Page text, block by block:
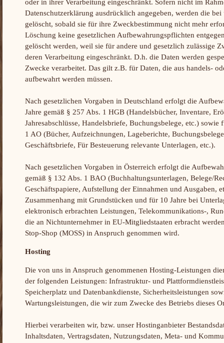
oder in ihrer Verarbeitung eingeschränkt. Sofern nicht im
Datenschutzerklärung ausdrücklich angegeben, werden die bei
gelöscht, sobald sie für ihre Zweckbestimmung nicht mehr
Löschung keine gesetzlichen Aufbewahrungspflichten
gelöscht werden, weil sie für andere und gesetzlich zulässige
deren Verarbeitung eingeschränkt. D.h. die Daten werden
Zwecke verarbeitet. Das gilt z.B. für Daten, die aus handels-
aufbewahrt werden müssen.
Nach gesetzlichen Vorgaben in Deutschland erfolgt die
Jahre gemäß § 257 Abs. 1 HGB (Handelsbücher, Inventare,
Jahresabschlüsse, Handelsbriefe, Buchungsbelege, etc.) sowie
1 AO (Bücher, Aufzeichnungen, Lageberichte,
Geschäftsbriefe, Für Besteuerung relevante Unterlagen, etc.).
Nach gesetzlichen Vorgaben in Österreich erfolgt die
gemäß § 132 Abs. 1 BAO (Buchhaltungsunterlagen, Belege/
Geschäftspapiere, Aufstellung der Einnahmen und Ausgaben,
Zusammenhang mit Grundstücken und für 10 Jahre bei
elektronisch erbrachten Leistungen, Telekommunikations-,
die an Nichtunternehmer in EU-Mitgliedstaaten erbracht
Stop-Shop (MOSS) in Anspruch genommen wird.
Hosting
Die von uns in Anspruch genommenen Hosting-Leistungen
der folgenden Leistungen: Infrastruktur- und
Speicherplatz und Datenbankdienste, Sicherheitsleistungen
Wartungsleistungen, die wir zum Zwecke des Betriebs dieses
Hierbei verarbeiten wir, bzw. unser Hostinganbieter
Inhaltsdaten, Vertragsdaten, Nutzungsdaten, Meta- und